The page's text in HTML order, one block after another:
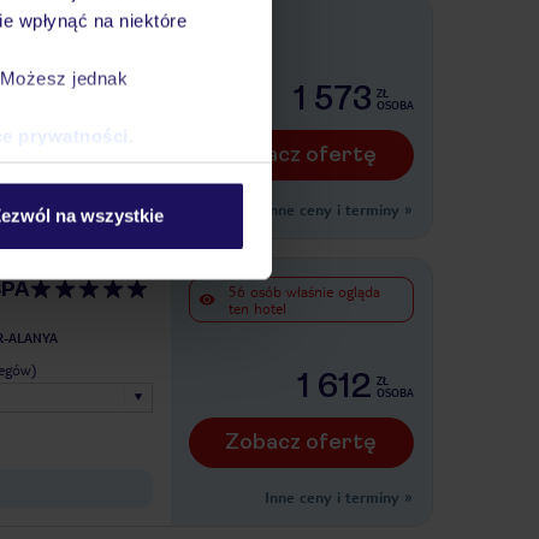
wpłynąć na niektóre
jednak
prywatności
na wszystkie
1 573 ZŁ
OSOBA
Zobacz ofertę
Inne ceny i terminy »
ALANYA
56 osób właśnie ogląda
ten hotel
1 612 ZŁ
OSOBA
Zobacz ofertę
Inne ceny i terminy »